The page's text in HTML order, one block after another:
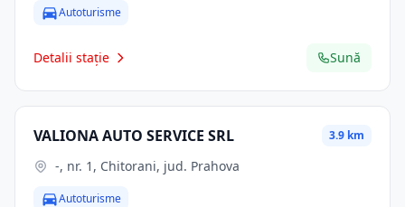
Autoturisme
Detalii stație Sună
VALIONA AUTO SERVICE SRL 3.9 km
-, nr. 1, Chitorani, jud. Prahova
Autoturisme